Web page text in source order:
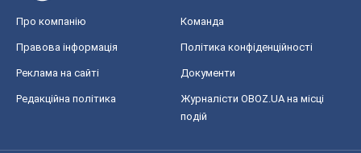
Про компанію Команда
Правова інформація Політика конфіденційності
Реклама на сайті Документи
Редакційна політика
Журналісти OBOZ.UA на місці
подій